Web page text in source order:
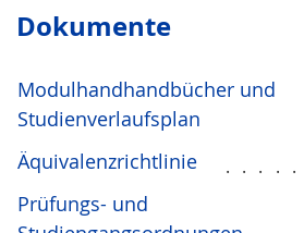
Dokumente
Modulhandhandbücher und
Studienverlaufsplan
Äquivalenzrichtlinie
Prüfungs- und